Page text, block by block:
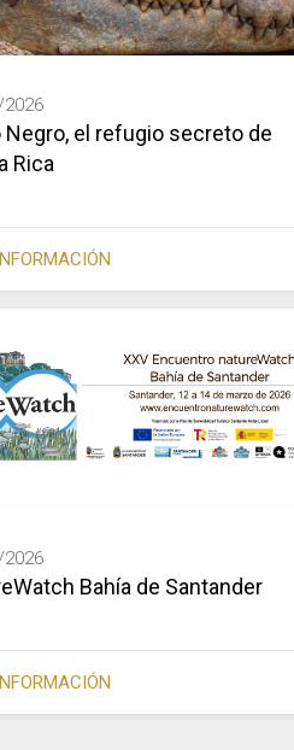
Negro, el refugio secreto de
Rica
Bahía de Santander